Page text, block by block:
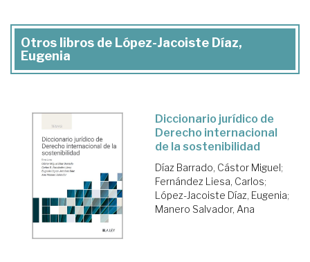
Otros libros de López-Jacoiste Díaz,
Eugenia
Diccionario jurídico de
Derecho internacional
de la sostenibilidad
Díaz Barrado, Cástor Miguel;
Fernández Liesa, Carlos;
López-Jacoiste Díaz, Eugenia;
Manero Salvador, Ana